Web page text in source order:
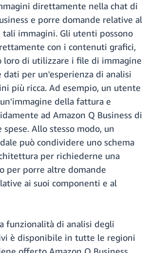
direttamente nella chat di
e porre domande relative al
immagini. Gli utenti possono
con i contenuti grafici,
loro di utilizzare i file di immagine
dati per un'esperienza di analisi
più ricca. Ad esempio, un utente
della fattura e
ad Amazon Q Business di
spese. Allo stesso modo, un
può condividere uno schema
per richiederne una
per porre altre domande
ai suoi componenti e al
funzionalità di analisi degli
è disponibile in tutte le regioni